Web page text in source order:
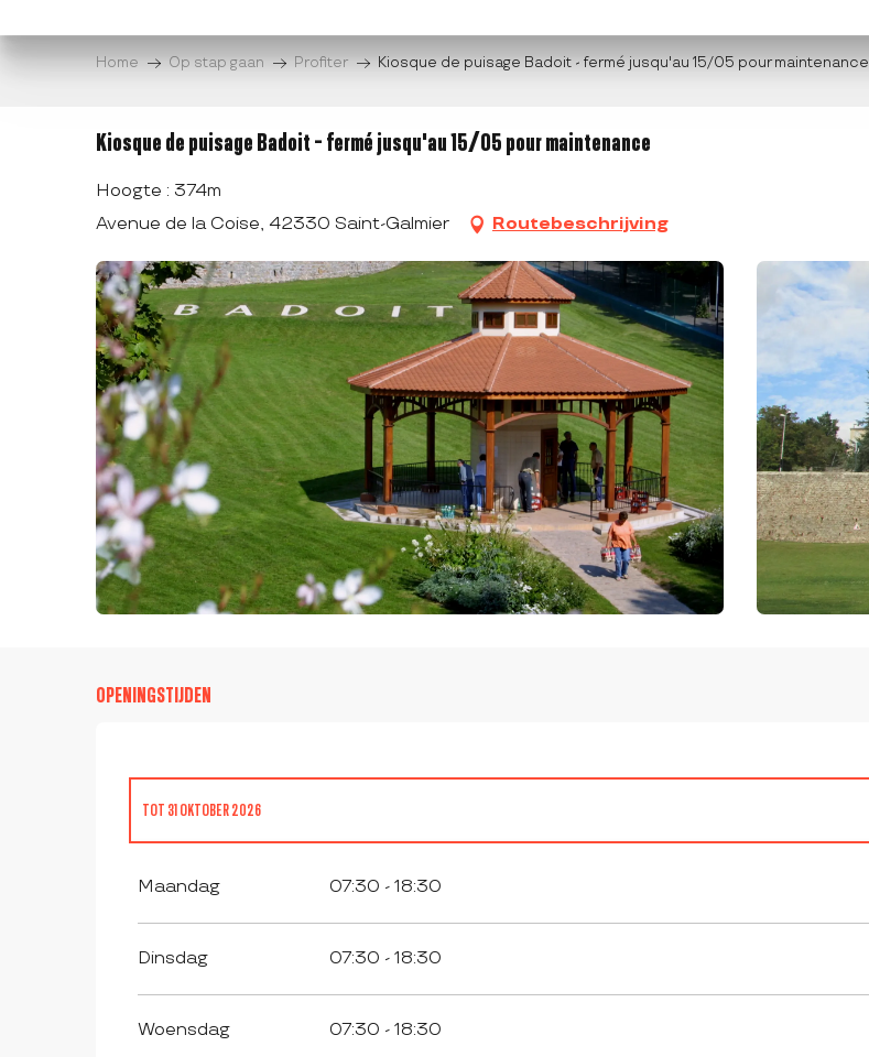
au
Home Op stap gaan Profiter Kiosque de puisage Badoit - fermé jusqu'au 15/05 pour maintenance
Kiosque de puisage Badoit - fermé jusqu'au 15/05 pour maintenance
Hoogte : 374m
Avenue de la Coise, 42330 Saint-Galmier
Routebeschrijving
OPENINGSTIJDEN
TOT 31 OKTOBER 2026
Maandag 07:30 - 18:30
Dinsdag 07:30 - 18:30
Woensdag 07:30 - 18:30